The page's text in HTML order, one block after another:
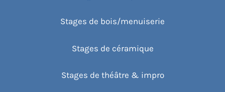
Stages de bois/menuiserie
Stages de céramique
Stages de théâtre & impro